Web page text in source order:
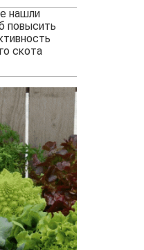
нашли
повысить
скота